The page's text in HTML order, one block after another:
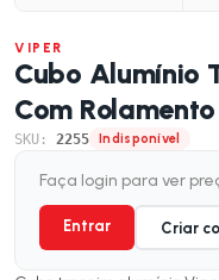
VIPER
Cubo Alumínio
Com
SKU: 2255 Indisponível
Faça login para ver
Entrar Criar